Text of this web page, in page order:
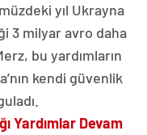
yıl Ukrayna
3 milyar avro daha
bu yardımların
kendi güvenlik
Yardımlar Devam